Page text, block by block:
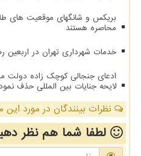
بریکس و شانگهای موقعیت های
محاصره هستند
خدمات شهرداری تهران در
ادعای جنجالی کوچک زاده دولت
لایحه جنایات بین المللی حذف
نظرات بینندگان در مورد
لطفا شما همنظر